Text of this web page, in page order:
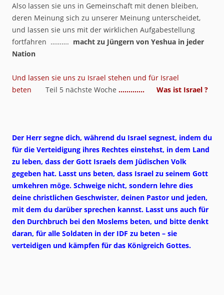
Also lassen sie uns in Gemeinschaft mit denen bleiben,
deren Meinung sich zu unserer Meinung unterscheidet,
und lassen sie uns mit der wirklichen Aufgabestellung
fortfahren ………. macht zu Jüngern von Yeshua in jeder
Nation
Und lassen sie uns zu Israel stehen und für Israel
beten Teil 5 nächste Woche …………. Was ist Israel ?
Der Herr segne dich, während du Israel segnest, indem du
für die Verteidigung ihres Rechtes einstehst, in dem Land
zu leben, dass der Gott Israels dem Jüdischen Volk
gegeben hat. Lasst uns beten, dass Israel zu seinem Gott
umkehren möge. Schweige nicht, sondern lehre dies
deine christlichen Geschwister, deinen Pastor und jeden,
mit dem du darüber sprechen kannst. Lasst uns auch für
den Durchbruch bei den Moslems beten, und bitte denkt
daran, für alle Soldaten in der IDF zu beten – sie
verteidigen und kämpfen für das Königreich Gottes.